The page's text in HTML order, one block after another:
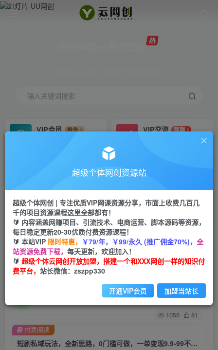
输入关键词搜索
VIP会员
抢先
VIP交流
群聊
研究探讨更多创业项目路子。
会员专属推广链接
招募站长
挂机
项目
脚本卡密
APP下载
GO
首页 创业课程 会员免费 正文
短剧私域玩法，全新思路，0门槛可做，一单变现
9.9-99不等（教程+素材）【揭秘】
关注 私信
1056 81
短剧私域玩法，全新思路，0门槛可做，一单变现9.9-99不等（教程+素材）【揭秘】
付费阅读
超级个体网创资源站
超级个体网创 | 专注优质VIP网课资源分享，市面上收费几百几
千的项目资源课程这里全部都有！
🔰 内容涵盖网赚项目、引流技术、电商运营、脚本源码等资源，
每日稳定更新20-30优质付费资源课程！
🔰 本站VIP 限时特惠， ￥79/年，￥99/永久 (推广佣金70%)， 全
站资源免费下载， 每天更新，欢迎加入！
🔰 超级个体云网创开放加盟，搭建一个和XXX网创一样的知识付
费平台， 站长微信：zszpp330
开通VIP会员 加盟当站长